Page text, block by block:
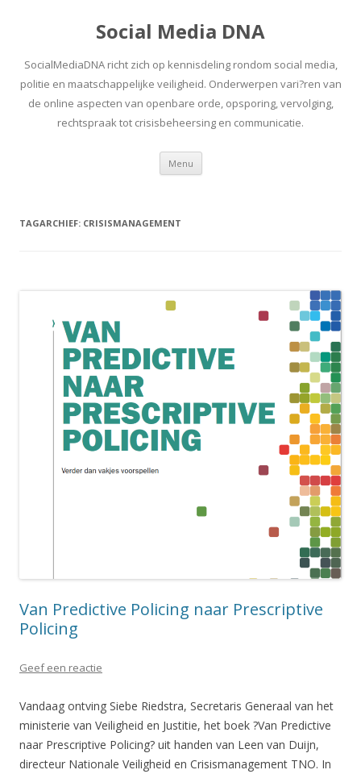
Social Media DNA
SocialMediaDNA richt zich op kennisdeling rondom social media,
politie en maatschappelijke veiligheid. Onderwerpen vari?ren van
de online aspecten van openbare orde, opsporing, vervolging,
rechtspraak tot crisisbeheersing en communicatie.
Menu Spring
inhoud
TAGARCHIEF: CRISISMANAGEMENT
Van Predictive Policing naar Prescriptive
Policing
Geef een reactie
Vandaag ontving Siebe Riedstra, Secretaris Generaal van het
ministerie van Veiligheid en Justitie, het boek ?Van Predictive
naar Prescriptive Policing? uit handen van Leen van Duijn,
directeur Nationale Veiligheid en Crisismanagement TNO. In